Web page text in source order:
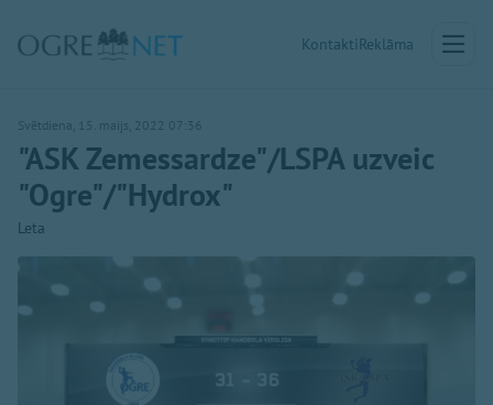
KontaktiReklāma
Svētdiena, 15. maijs, 2022 07:36
"ASK Zemessardze"/LSPA uzveic
"Ogre"/"Hydrox"
Leta